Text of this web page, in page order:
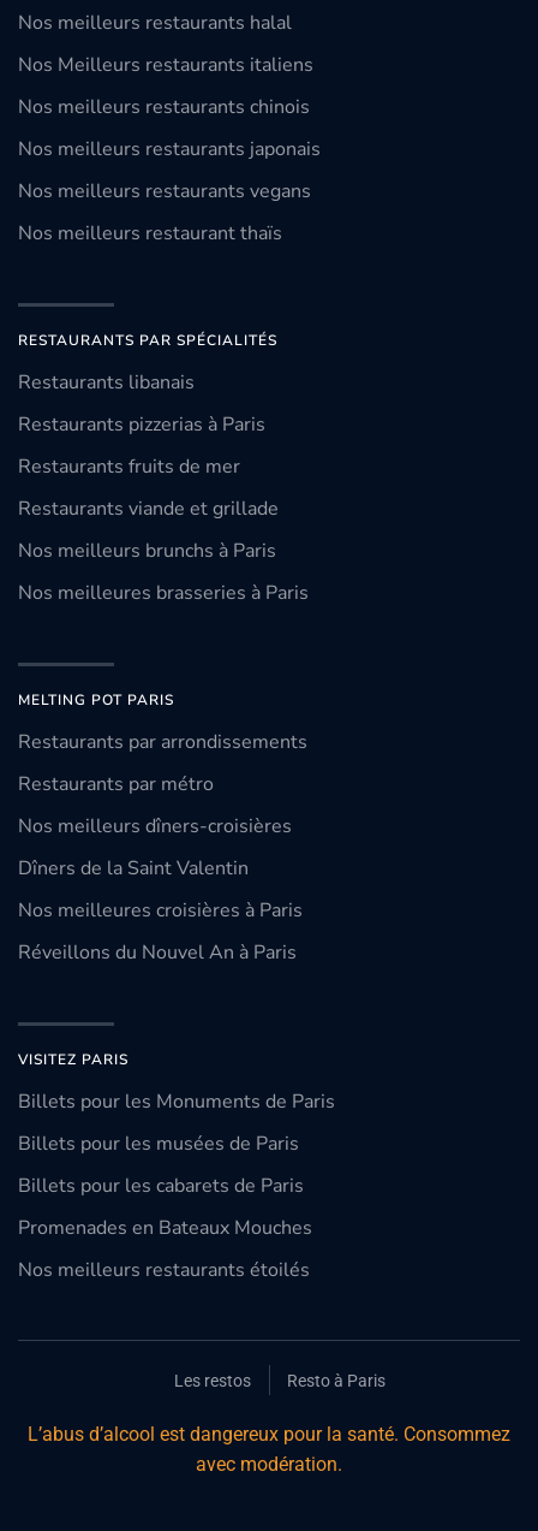
Nos meilleurs restaurants halal
Nos Meilleurs restaurants italiens
Nos meilleurs restaurants chinois
Nos meilleurs restaurants japonais
Nos meilleurs restaurants vegans
Nos meilleurs restaurant thaïs
RESTAURANTS PAR SPÉCIALITÉS
Restaurants libanais
Restaurants pizzerias à Paris
Restaurants fruits de mer
Restaurants viande et grillade
Nos meilleurs brunchs à Paris
Nos meilleures brasseries à Paris
MELTING POT PARIS
Restaurants par arrondissements
Restaurants par métro
Nos meilleurs dîners-croisières
Dîners de la Saint Valentin
Nos meilleures croisières à Paris
Réveillons du Nouvel An à Paris
VISITEZ PARIS
Billets pour les Monuments de Paris
Billets pour les musées de Paris
Billets pour les cabarets de Paris
Promenades en Bateaux Mouches
Nos meilleurs restaurants étoilés
Les restos Resto à Paris
L’abus d’alcool est dangereux pour la santé. Consommez
avec modération.